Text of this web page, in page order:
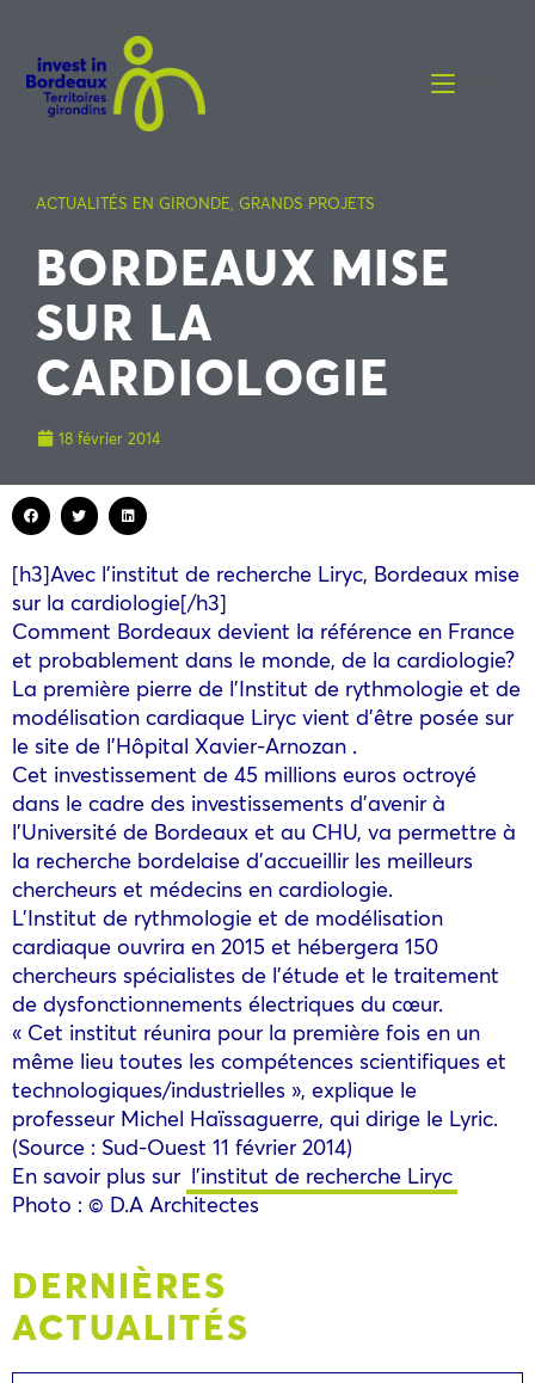
ACTUALITÉS EN GIRONDE, GRANDS PROJETS
BORDEAUX MISE
SUR LA
CARDIOLOGIE
18 février 2014
[h3]Avec l’institut de recherche Liryc, Bordeaux mise
sur la cardiologie[/h3]
Comment Bordeaux devient la référence en France
et probablement dans le monde, de la cardiologie?
La première pierre de l’Institut de rythmologie et de
modélisation cardiaque Liryc vient d’être posée sur
le site de l’Hôpital Xavier-Arnozan .
Cet investissement de 45 millions euros octroyé
dans le cadre des investissements d’avenir à
l’Université de Bordeaux et au CHU, va permettre à
la recherche bordelaise d’accueillir les meilleurs
chercheurs et médecins en cardiologie.
L’Institut de rythmologie et de modélisation
cardiaque ouvrira en 2015 et hébergera 150
chercheurs spécialistes de l’étude et le traitement
de dysfonctionnements électriques du cœur.
« Cet institut réunira pour la première fois en un
même lieu toutes les compétences scientifiques et
technologiques/industrielles », explique le
professeur Michel Haïssaguerre, qui dirige le Lyric.
(Source : Sud-Ouest 11 février 2014)
En savoir plus sur l’institut de recherche Liryc
Photo : © D.A Architectes
DERNIÈRES
ACTUALITÉS